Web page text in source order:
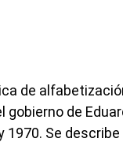
de
gobierno de
1970. Se